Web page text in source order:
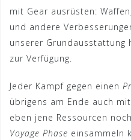
mit Gear ausrüsten:
und andere
unserer Grundausstattung
zur Verfügung.
Jeder Kampf gegen einen
übrigens am Ende auch
eben jene Ressourcen
Voyage Phase einsammeln